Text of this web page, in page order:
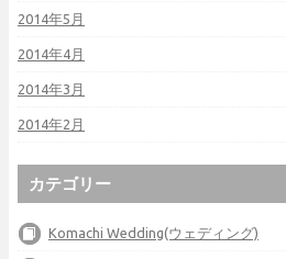
2014年5月
2014年4月
2014年3月
2014年2月
カテゴリー
Komachi Wedding(ウェディング)